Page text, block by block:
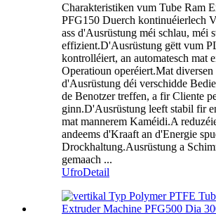
Charakteristiken vum Tube Ram
PFG150 Duerch kontinuéierlech
ass d'Ausrüstung méi schlau, méi
effizient.D'Ausrüstung gëtt vum
kontrolléiert, an automatesch mat
Operatioun operéiert.Mat
d'Ausrüstung déi verschidde
de Benotzer treffen, a fir Cliente
ginn.D'Ausrüstung leeft stabil fir
mat mannerem Kaméidi.A
andeems d'Kraaft an d'Energie
Drockhaltung.Ausrüstung a
gemaach ...
UfroDetail